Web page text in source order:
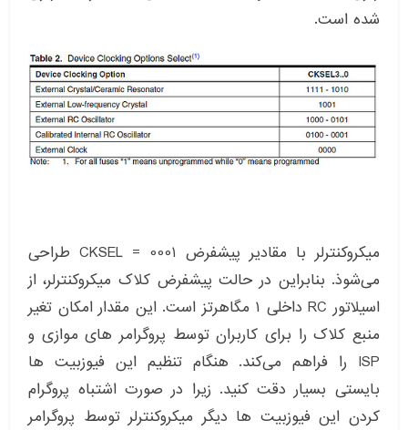
شده است.
میکروکنترلر با مقادیر پیشفرض CKSEL = 0001 طراحی
می‌شوذ. بنابراین در حالت پیشفرض کلاک میکروکنترلر، از
اسیلاتور RC داخلی ۱ مگاهرتز است. این مقدار امکان تغیر
منبع کلاک را برای کاربران توسط پروگرامر های موازی و
ISP را فراهم می‌کند. هنگام تنظیم این فیوزبیت ها
بایستی بسیار دقت کنید. زیرا در صورت اشتباه پروگرام
کردن این فیوزبیت ها دیگر میکروکنترلر توسط پروگرامر